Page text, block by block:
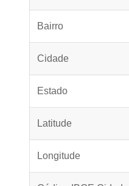
Bairro
Cidade
Estado
Latitude
Longitude